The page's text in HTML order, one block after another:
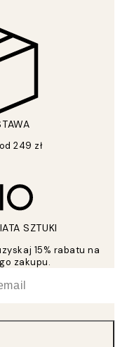
249 zł
SZTUKI
15% rabatu na
zakupu.